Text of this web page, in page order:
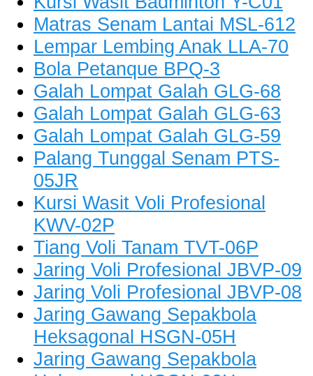
Matras Senam Lantai MSL-612
Lempar Lembing Anak LLA-70
Bola Petanque BPQ-3
Galah Lompat Galah GLG-68
Galah Lompat Galah GLG-63
Galah Lompat Galah GLG-59
Palang Tunggal Senam PTS-
05JR
Kursi Wasit Voli Profesional
KWV-02P
Tiang Voli Tanam TVT-06P
Jaring Voli Profesional JBVP-09
Jaring Voli Profesional JBVP-08
Jaring Gawang Sepakbola
Heksagonal HSGN-05H
Jaring Gawang Sepakbola